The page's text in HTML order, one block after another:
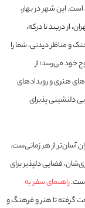
این شهر در بهار،
از دربند تا درکه،
و مناظر دیدنی، شما را
خود می‌رسد؛ از
هنری و رویدادهای
دلنشینی پذیرای
آسان‌تر از هر زمانی‌ست.
فضایی دلپذیر برای
راهنمای سفر به
گرفته تا هنر و فرهنگ و